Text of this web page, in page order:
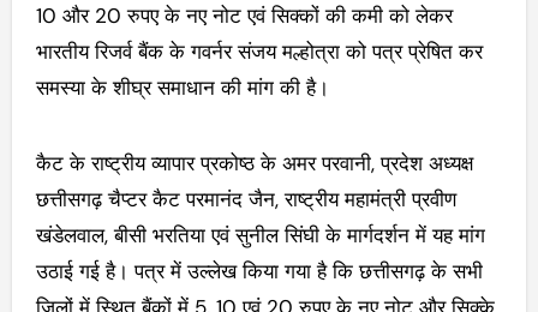
10 और 20 रुपए के नए नोट एवं सिक्कों की कमी को लेकर
भारतीय रिजर्व बैंक के गवर्नर संजय मल्होत्रा को पत्र प्रेषित कर
समस्या के शीघ्र समाधान की मांग की है।
कैट के राष्ट्रीय व्यापार प्रकोष्ठ के अमर परवानी, प्रदेश अध्यक्ष
छत्तीसगढ़ चैप्टर कैट परमानंद जैन, राष्ट्रीय महामंत्री प्रवीण
खंडेलवाल, बीसी भरतिया एवं सुनील सिंघी के मार्गदर्शन में यह मांग
उठाई गई है। पत्र में उल्लेख किया गया है कि छत्तीसगढ़ के सभी